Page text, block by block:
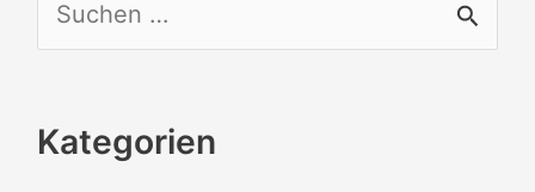
u
h
Kategorien